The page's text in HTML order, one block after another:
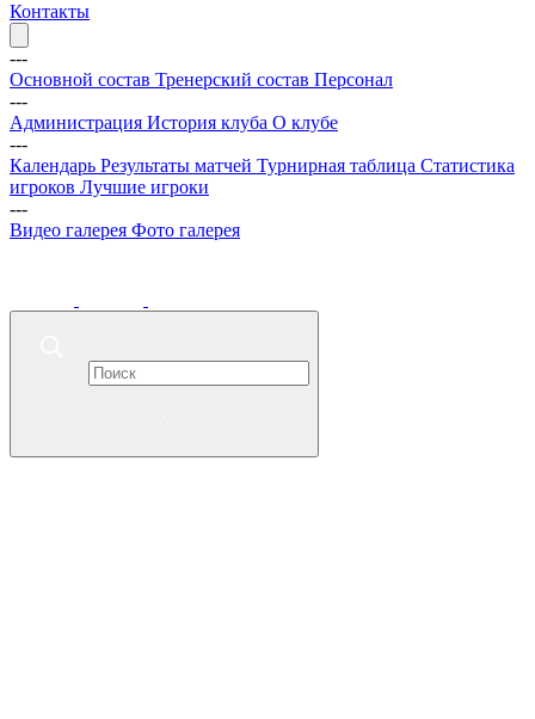
Контакты
---
Основной состав Тренерский состав Персонал
---
Администрация История клуба О клубе
---
Календарь Результаты матчей Турнирная таблица Статистика
игроков Лучшие игроки
---
Видео галерея Фото галерея